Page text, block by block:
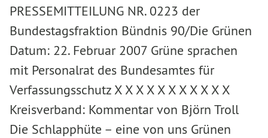
PRESSEMITTEILUNG NR. 0223 der
Bundestagsfraktion Bündnis 90/Die Grünen
Datum: 22. Februar 2007 Grüne sprachen
mit Personalrat des Bundesamtes für
Verfassungsschutz X X X X X X X X X X X
Kreisverband: Kommentar von Björn Troll
Die Schlapphüte – eine von uns Grünen